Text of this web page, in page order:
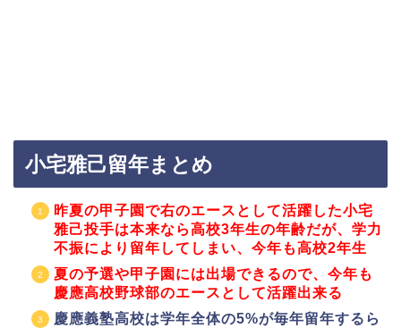
小宅雅己留年まとめ
昨夏の甲子園で右のエースとして活躍した小宅
雅己投手は本来なら高校3年生の年齢だが、学力
不振により留年してしまい、今年も高校2年生
夏の予選や甲子園には出場できるので、今年も
慶應高校野球部のエースとして活躍出来る
慶應義塾高校は学年全体の5%が毎年留年するら